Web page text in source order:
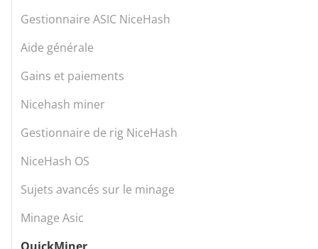
Gestionnaire ASIC NiceHash
Aide générale
Gains et paiements
Nicehash miner
Gestionnaire de rig NiceHash
NiceHash OS
Sujets avancés sur le minage
Minage Asic